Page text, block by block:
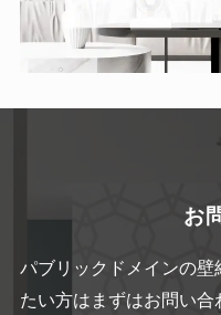
お
パブリックドメインの壁
たい方はまずはお問い